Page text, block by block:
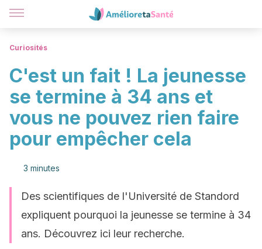
Curiosités
C'est un fait ! La jeunesse
se termine à 34 ans et
vous ne pouvez rien faire
pour empêcher cela
3 minutes
Des scientifiques de l'Université de Standord
expliquent pourquoi la jeunesse se termine à 34
ans. Découvrez ici leur recherche.